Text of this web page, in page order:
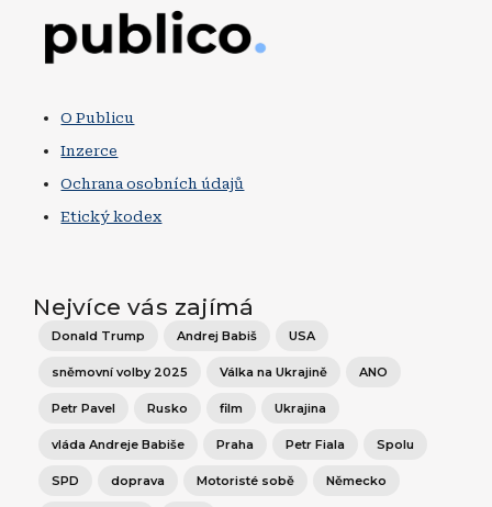
O Publicu
Inzerce
Ochrana osobních údajů
Etický kodex
Nejvíce vás zajímá
Donald Trump Andrej Babiš USA
sněmovní volby 2025 Válka na Ukrajině ANO
Petr Pavel Rusko film Ukrajina
vláda Andreje Babiše Praha Petr Fiala Spolu
SPD doprava Motoristé sobě Německo